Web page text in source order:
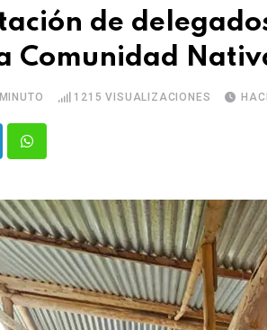
de
Comunidad
1215 VISUALIZACIONES